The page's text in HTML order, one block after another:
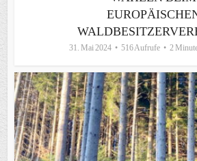
31. Mai 2024 516 Aufrufe 2